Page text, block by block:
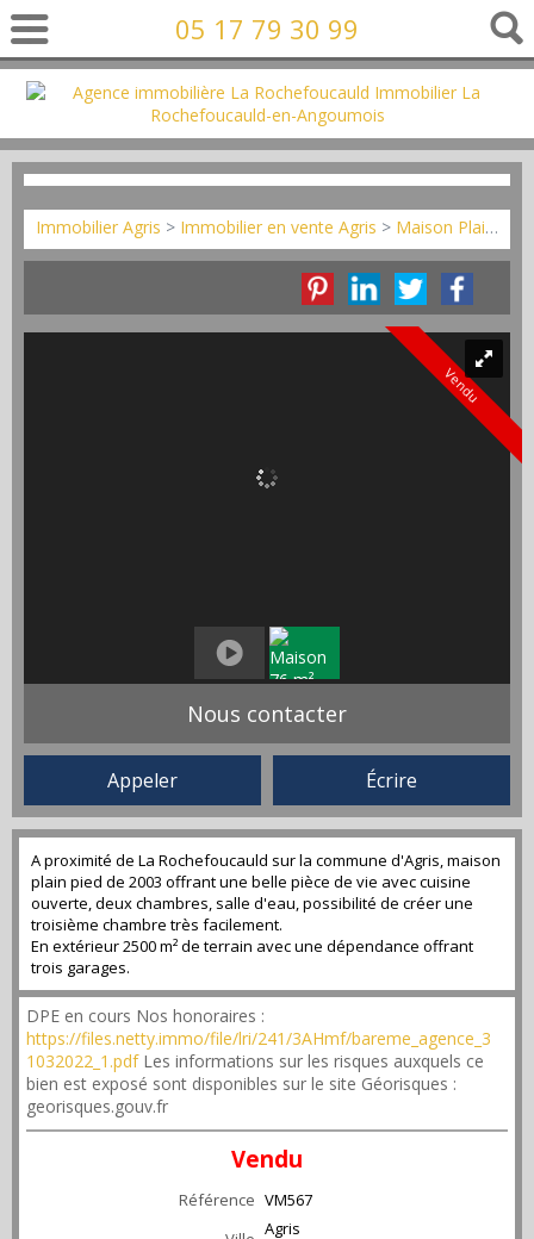
05 17 79 30 99
Immobilier Agris > Immobilier en vente Agris > Maison Plain-pied en vente Agris
Vendu
Nous contacter
Appeler Écrire
A proximité de La Rochefoucauld sur la commune d'Agris, maison
plain pied de 2003 offrant une belle pièce de vie avec cuisine
ouverte, deux chambres, salle d'eau, possibilité de créer une
troisième chambre très facilement.
En extérieur 2500 m² de terrain avec une dépendance offrant
trois garages.
DPE en cours Nos honoraires :
https://files.netty.immo/file/lri/241/3AHmf/bareme_agence_3
1032022_1.pdfLes informations sur les risques auxquels ce
bien est exposé sont disponibles sur le site Géorisques :
georisques.gouv.fr
Vendu
Référence VM567
Agris